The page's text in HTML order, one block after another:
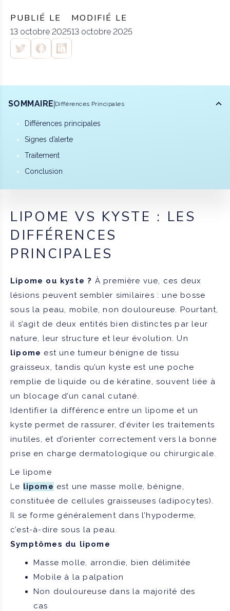
PUBLIÉ LE
13 octobre 2025
MODIFIÉ LE
13 octobre 2025
SOMMAIRE Différences Principales
Différences principales
Signes d’alerte
Traitement
Conclusion
LIPOME VS KYSTE : LES
DIFFÉRENCES
PRINCIPALES
Lipome ou kyste ? À première vue, ces deux
lésions peuvent sembler similaires : une bosse
sous la peau, mobile, non douloureuse. Pourtant,
il s’agit de deux entités bien distinctes par leur
nature, leur structure et leur évolution. Un
lipome est une tumeur bénigne de tissu
graisseux, tandis qu’un kyste est une poche
remplie de liquide ou de kératine, souvent liée à
un blocage d’un canal cutané.
Identifier la différence entre un lipome et un
kyste permet de rassurer, d’éviter les traitements
inutiles, et d’orienter correctement vers la bonne
prise en charge dermatologique ou chirurgicale.
Le lipome
Le lipome est une masse molle, bénigne,
constituée de cellules graisseuses (adipocytes).
Il se forme généralement dans l’hypoderme,
c’est-à-dire sous la peau.
Symptômes du lipome
Masse molle, arrondie, bien délimitée
Mobile à la palpation
Non douloureuse dans la majorité des
cas